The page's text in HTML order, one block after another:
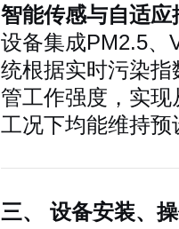
智能传感与自适应
设备集成PM2.5、
统根据实时污染
管工作强度，实现
工况下均能维持
三、 设备安装、